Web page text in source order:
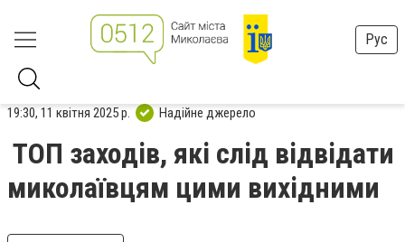
Рус
19:30, 11 квітня 2025 р. Надійне джерело
ТОП заходів, які слід відвідати
миколаївцям цими вихідними